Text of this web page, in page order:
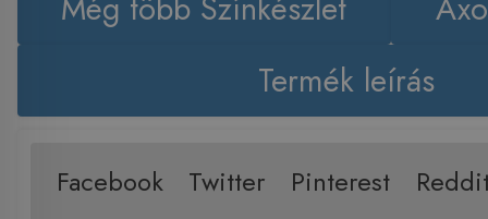
Termék leírás
Facebook Twitter Pinterest